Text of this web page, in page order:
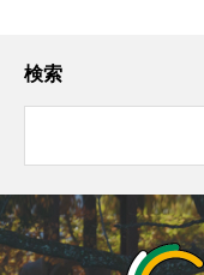
検索